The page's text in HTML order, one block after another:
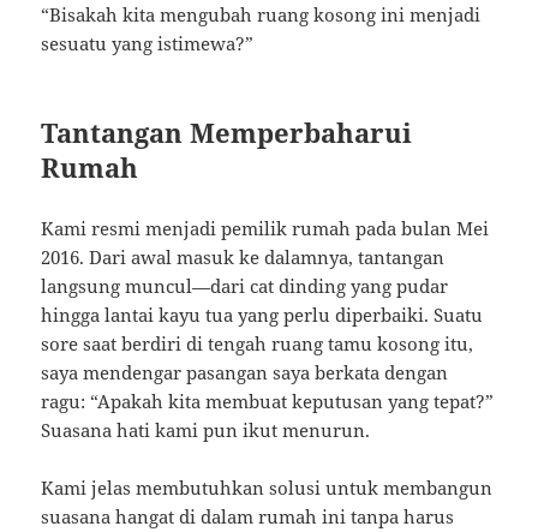
“Bisakah kita mengubah ruang kosong ini menjadi
sesuatu yang istimewa?”
Tantangan Memperbaharui
Rumah
Kami resmi menjadi pemilik rumah pada bulan Mei
2016. Dari awal masuk ke dalamnya, tantangan
langsung muncul—dari cat dinding yang pudar
hingga lantai kayu tua yang perlu diperbaiki. Suatu
sore saat berdiri di tengah ruang tamu kosong itu,
saya mendengar pasangan saya berkata dengan
ragu: “Apakah kita membuat keputusan yang tepat?”
Suasana hati kami pun ikut menurun.
Kami jelas membutuhkan solusi untuk membangun
suasana hangat di dalam rumah ini tanpa harus